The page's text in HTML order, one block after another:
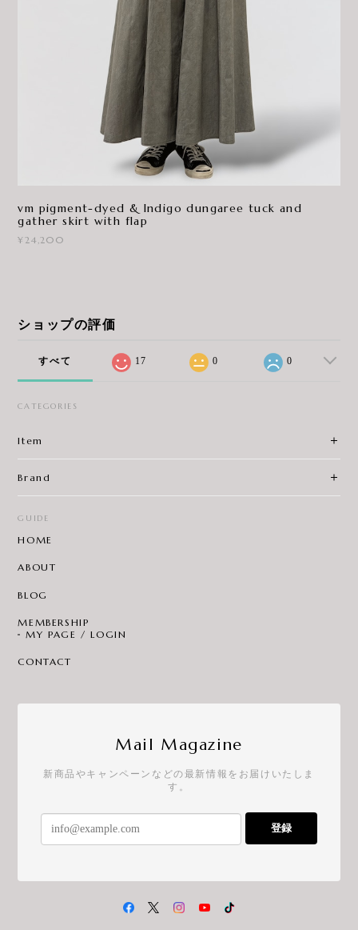
vm pigment-dyed & Indigo dungaree tuck and
gather skirt with flap
¥24,200
ショップの評価
すべて 17 0 0
CATEGORIES
Item
Brand
GUIDE
HOME
ABOUT
BLOG
MEMBERSHIP
MY PAGE / LOGIN
CONTACT
Mail Magazine
新商品やキャンペーンなどの最新情報をお届けいたしま
す。
登録